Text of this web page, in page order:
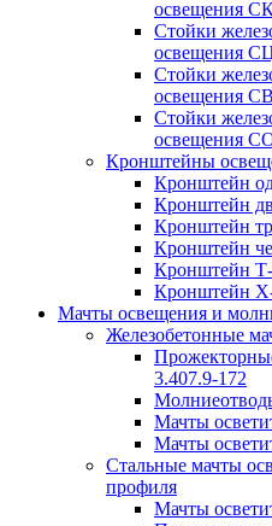
освещения
Стойки
освещения
Стойки
освещения
Стойки
освещения
Кронштейны
Кронштейн
Кронштейн
Кронштейн
Кронштейн
Кронштейн
Кронштейн
Мачты освещения и
Железобетонные
3.407.9-172
Мачты
Мачты
Стальные мачты
профиля
Мачты